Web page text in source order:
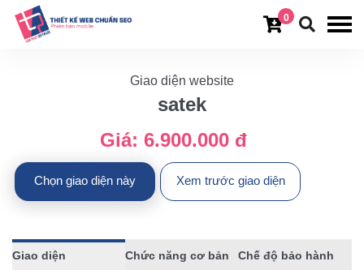
0
Giao diện website
satek
Giá: 6.900.000 đ
Chọn giao diện này Xem trước giao diện
Giao diện Chức năng cơ bản Chế độ bảo hành